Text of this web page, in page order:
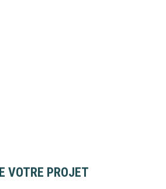
VOTRE PROJET